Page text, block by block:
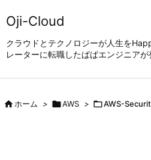
Oji-Cloud
クラウドとテクノロジーが人生を
レーターに転職したぱぱエンジニアが
ホーム > AWS > AWS-